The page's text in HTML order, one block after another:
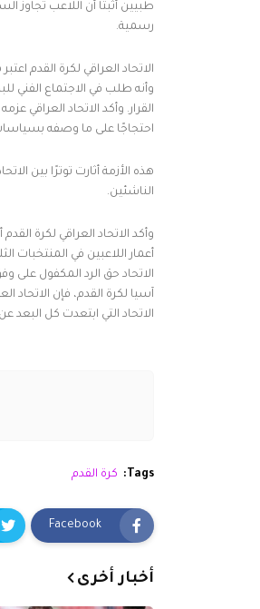
رسمية.
الاتحاد العراقي لكرة القدم
وأنه طلب في الاجتماع الفني
القرار. وأكد الاتحاد العراقي
احتجاجًا على ما وصفه
هذه الأزمة أثارت توترًا بين
الناشئين.
وأكد الاتحاد العراقي لكرة
أعمار اللاعبين في المنتخبات
آسيا لكرة القدم، فإن
الاتحاد التي ابتعدت كل البعد
Tags: كرة القدم
Facebook
أخبار أخرى